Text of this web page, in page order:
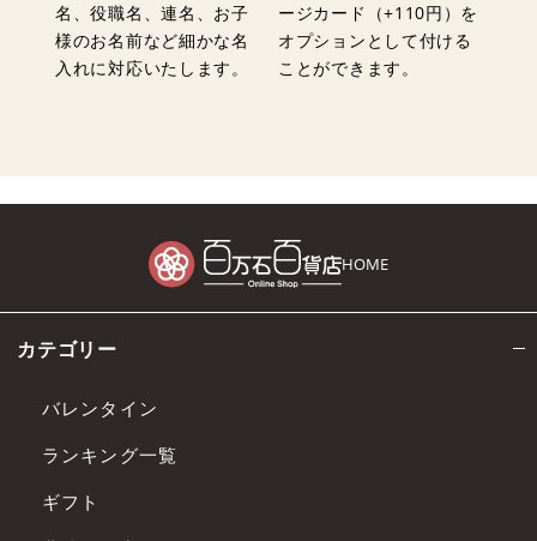
名、役職名、連名、お子
様のお名前など細かな名
入れに対応いたします。
ージカード（+110円）を
オプションとして付ける
ことができます。
HOME
カテゴリー
バレンタイン
ランキング一覧
ギフト